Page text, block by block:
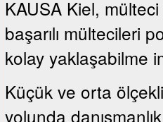
KAUSA Kiel,
başarılı mültecileri
kolay yaklaşabilme
Küçük ve orta
yolunda